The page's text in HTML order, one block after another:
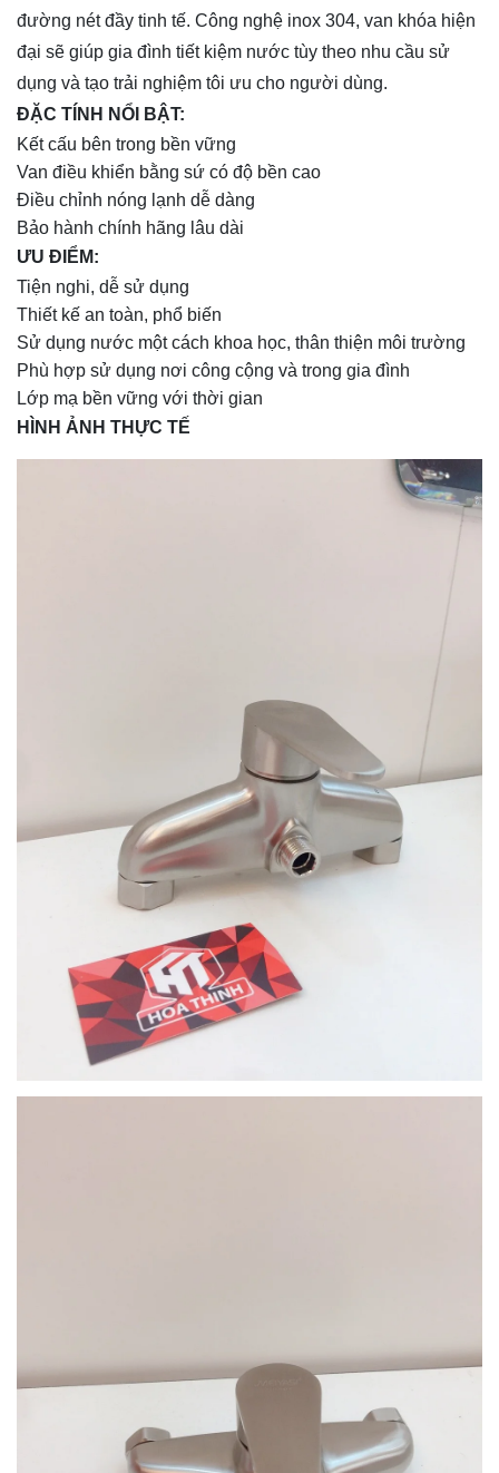
đường nét đầy tinh tế. Công nghệ inox 304, van khóa hiện
đại sẽ giúp gia đình tiết kiệm nước tùy theo nhu cầu sử
dụng và tạo trải nghiệm tôi ưu cho người dùng.
ĐẶC TÍNH NỔI BẬT:
Kết cấu bên trong bền vững
Van điều khiển bằng sứ có độ bền cao
Điều chỉnh nóng lạnh dễ dàng
Bảo hành chính hãng lâu dài
ƯU ĐIỂM:
Tiện nghi, dễ sử dụng
Thiết kế an toàn, phổ biến
Sử dụng nước một cách khoa học, thân thiện môi trường
Phù hợp sử dụng nơi công cộng và trong gia đình
Lớp mạ bền vững với thời gian
HÌNH ẢNH THỰC TẾ